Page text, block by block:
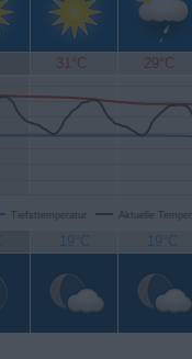
31°C 29°C
Tiefsttemperatur Aktuelle
19°C 19°C